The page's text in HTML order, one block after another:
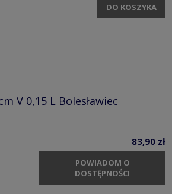
DO KOSZYKA
V 0,15 L Bolesławiec
83,90 zł
POWIADOM O
DOSTĘPNOŚCI